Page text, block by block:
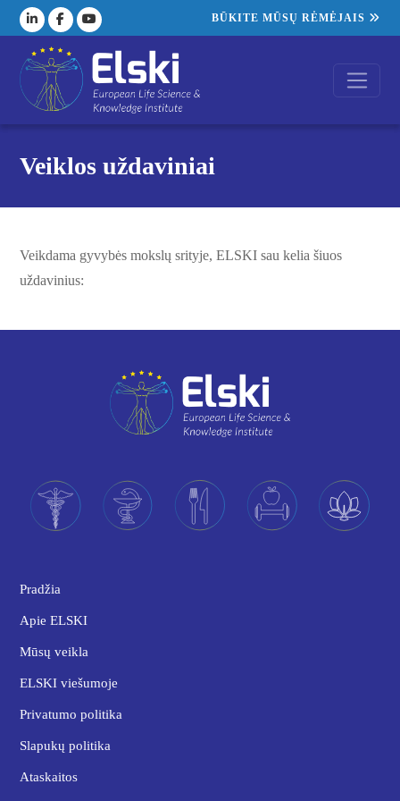
BŪKITE MŪSŲ RĖMĖJAIS
Veiklos uždaviniai
Veikdama gyvybės mokslų srityje, ELSKI sau kelia šiuos
uždavinius:
Pradžia
Apie ELSKI
Mūsų veikla
ELSKI viešumoje
Privatumo politika
Slapukų politika
Ataskaitos